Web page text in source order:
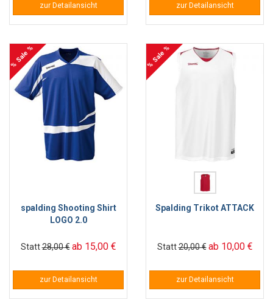
zur Detailansicht zur Detailansicht
% Sale %
spalding Shooting Shirt
LOGO 2.0
Statt28,00 € ab 15,00 €
zur Detailansicht
% Sale %
Spalding Trikot ATTACK
Statt20,00 € ab 10,00 €
zur Detailansicht